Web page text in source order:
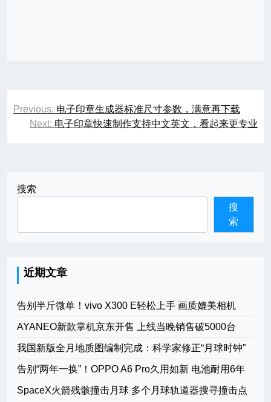
文Previous: 电子印章生成器标准尺寸参数，满意再下载
Next: 电子印章快速制作支持中文英文，看起来更专业
搜索
搜
索
近期文章
告别半斤微单！vivo X300 E轻松上手 画质媲美相机
AYANEO新款掌机京东开售 上线当晚销售破5000台
我国新版全月地质图编制完成：科学家修正“月球时钟”
告别“两年一换”！OPPO A6 Pro久用如新 电池耐用6年
SpaceX火箭残骸撞击月球 多个月球轨道器搜寻撞击点